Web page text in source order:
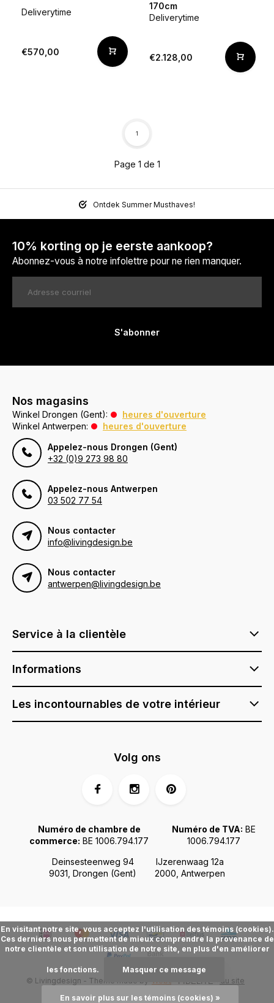
Deliverytime
€570,00
170cm
Deliverytime
€2.128,00
Page 1 de 1
1
Ontdek Summer Musthaves!
10% korting op je eerste aankoop?
Abonnez-vous à notre infolettre pour ne rien manquer.
S'abonner
Nos magasins
Winkel Drongen (Gent):
heures d'ouverture
Winkel Antwerpen:
heures d'ouverture
Appelez-nous Drongen (Gent)
+32 (0)9 273 98 80
Appelez-nous Antwerpen
03 502 77 54
Nous contacter
info@livingdesign.be
Nous contacter
antwerpen@livingdesign.be
Service à la clientèle
Informations
Les incontournables de votre intérieur
Deinsesteenweg 94
9031, Drongen (Gent)
IJzerenwaag 12a
2000, Antwerpen
Numéro de chambre de
commerce: BE 1006.794.177
Numéro de TVA: BE
1006.794.177
Volg ons
© Livingdesign - Theme made by Webdinge.nl Plan du site
En visitant notre site, vous acceptez l'utilisation des témoins (cookies).
Ces derniers nous permettent de mieux comprendre la provenance de
notre clientèle et son utilisation de notre site, en plus d'en améliorer
les fonctions. Masquer ce message
En savoir plus sur les témoins (cookies) »
FIDÉLITÉ